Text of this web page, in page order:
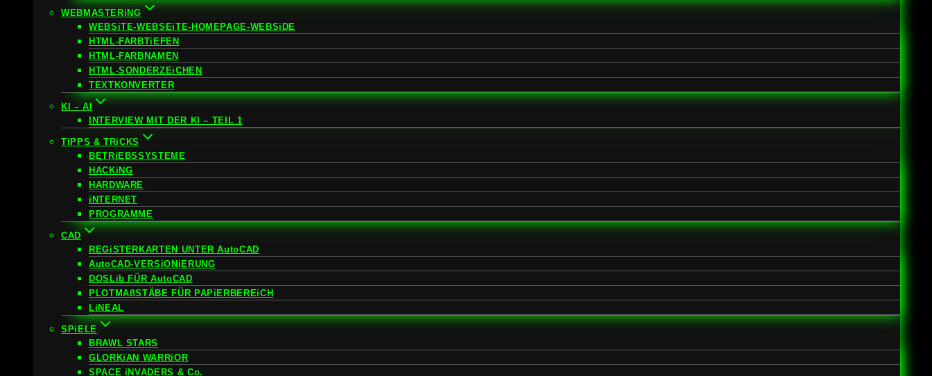
WEBMASTERiNG
WEBSiTE-WEBSEiTE-HOMEPAGE-WEBSiDE
HTML-FARBTiEFEN
HTML-FARBNAMEN
HTML-SONDERZEiCHEN
TEXTKONVERTER
KI – AI
INTERVIEW MIT DER KI – TEIL 1
TiPPS & TRiCKS
BETRiEBSSYSTEME
HACKiNG
HARDWARE
iNTERNET
PROGRAMME
CAD
REGiSTERKARTEN UNTER AutoCAD
AutoCAD-VERSiONiERUNG
DOSLib FÜR AutoCAD
PLOTMAßSTÄBE FÜR PAPiERBEREiCH
LiNEAL
SPiELE
BRAWL STARS
GLORKiAN WARRiOR
SPACE iNVADERS & Co.